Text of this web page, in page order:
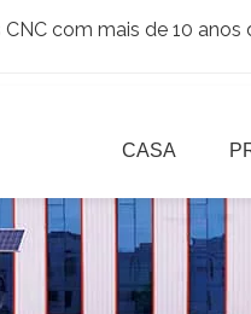
com mais de 10 anos
CASA